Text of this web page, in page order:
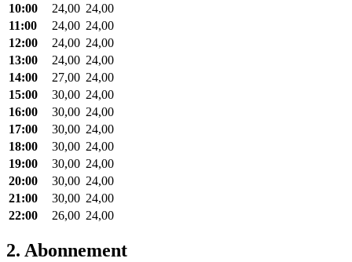
10:00 24,00 24,00
11:00
24,00 24,00
12:00
24,00 24,00
13:00
24,00 24,00
14:00
27,00 24,00
15:00
30,00 24,00
16:00
30,00 24,00
17:00
30,00 24,00
18:00
30,00 24,00
19:00
30,00 24,00
20:00
30,00 24,00
21:00
30,00 24,00
22:00
26,00 24,00
2. Abonnement